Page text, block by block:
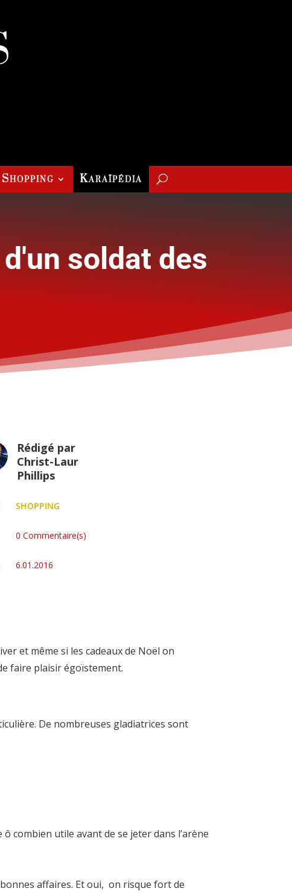
Shopping Karaïpédia
soldat des
Rédigé par
Christ-Laur
Phillips
SHOPPING
0 Commentaire(s)
6.01.2016
et même si les cadeaux de Noël on
faire plaisir égoïstement.
De nombreuses gladiatrices sont
combien utile avant de se jeter dans l’arène
affaires. Et oui, on risque fort de